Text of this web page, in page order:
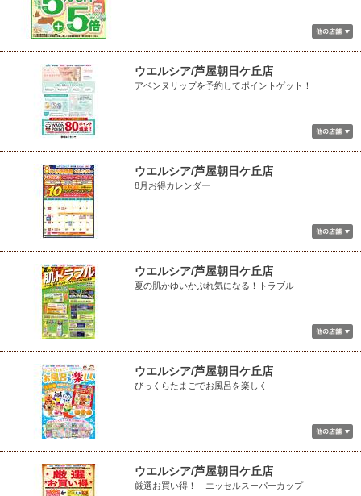
ウエルシア/芦屋朝日ケ丘店
アベンヌリップを予約してポイントゲット！
ウエルシア/芦屋朝日ケ丘店
8月お得カレンダー
ウエルシア/芦屋朝日ケ丘店
夏の肌かゆいかぶれ気になる！トラブル
ウエルシア/芦屋朝日ケ丘店
びっくらたまごでお風呂を楽しく
ウエルシア/芦屋朝日ケ丘店
厳選お買い得！ エッセルスーパーカップ